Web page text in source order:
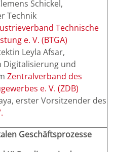
Schickel,
Technik
Technische
e. V. (BTGA)
Leyla Afsar,
Digitalisierung und
Zentralverband des
e. V. (ZDB)
erster Vorsitzender des
Geschäftsprozesse